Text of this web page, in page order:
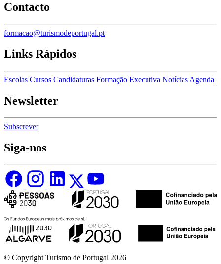
Contacto
formacao@turismodeportugal.pt
Links Rápidos
Escolas Cursos Candidaturas Formação Executiva Notícias Agenda
Newsletter
Subscrever
Siga-nos
© Copyright Turismo de Portugal 2026